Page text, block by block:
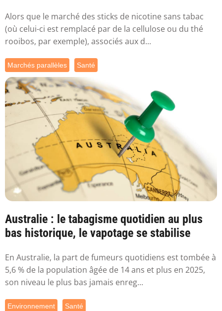
Alors que le marché des sticks de nicotine sans tabac
(où celui-ci est remplacé par de la cellulose ou du thé
rooibos, par exemple), associés aux d...
Marchés parallèles Santé
Australie : le tabagisme quotidien au plus
bas historique, le vapotage se stabilise
En Australie, la part de fumeurs quotidiens est tombée à
5,6 % de la population âgée de 14 ans et plus en 2025,
son niveau le plus bas jamais enreg...
Environnement Santé